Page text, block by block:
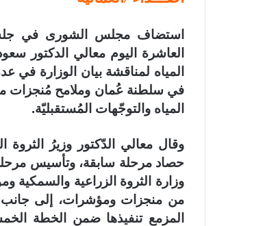
استضاف مجلس الشورى في جلسته
العاشرة اليوم معالي الدكتور
المياه لمناقشة بيان الوزارة في
في سلطنة عُمان وملامح مُنجزات
المياه والتوجّهات المُستقبليّة.
وقال معالي الدّكتور وزيرُ الثروة
حصاد مرحلة سابقة، وتأسيس
وزارة الثروة الزراعية والسمكية
من منجزات ومؤشرات، إلى جانب
المزمع تنفيذها ضمن الخطة